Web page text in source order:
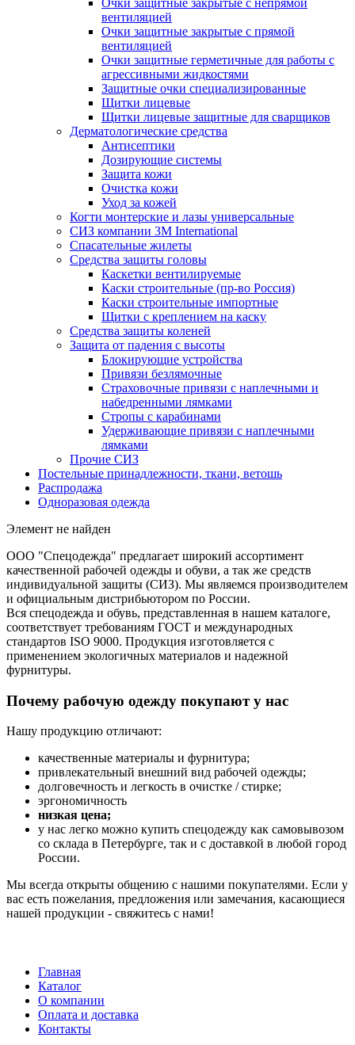
вентиляцией
Очки защитные закрытые с прямой
вентиляцией
Очки защитные герметичные для работы с
агрессивными жидкостями
Защитные очки специализированные
Щитки лицевые
Щитки лицевые защитные для сварщиков
Дерматологические средства
Антисептики
Дозирующие системы
Защита кожи
Очистка кожи
Уход за кожей
Когти монтерские и лазы универсальные
СИЗ компании 3М International
Спасательные жилеты
Средства защиты головы
Каскетки вентилируемые
Каски строительные (пр-во Россия)
Каски строительные импортные
Щитки с креплением на каску
Средства защиты коленей
Защита от падения с высоты
Блокирующие устройства
Привязи безлямочные
Страховочные привязи с наплечными и
набедренными лямками
Стропы с карабинами
Удерживающие привязи с наплечными
лямками
Прочие СИЗ
Постельные принадлежности, ткани, ветошь
Распродажа
Одноразовая одежда
Элемент не найден
ООО "Спецодежда" предлагает широкий ассортимент
качественной рабочей одежды и обуви, а так же средств
индивидуальной защиты (СИЗ). Мы являемся производителем
и официальным дистрибьютором по России.
Вся спецодежда и обувь, представленная в нашем каталоге,
соответствует требованиям ГОСТ и международных
стандартов ISO 9000. Продукция изготовляется с
применением экологичных материалов и надежной
фурнитуры.
Почему рабочую одежду покупают у нас
Нашу продукцию отличают:
качественные материалы и фурнитура;
привлекательный внешний вид рабочей одежды;
долговечность и легкость в очистке / стирке;
эргономичность
низкая цена;
у нас легко можно купить спецодежду как самовывозом
со склада в Петербурге, так и с доставкой в любой город
России.
Мы всегда открыты общению с нашими покупателями. Если у
вас есть пожелания, предложения или замечания, касающиеся
нашей продукции - свяжитесь с нами!
Главная
Каталог
О компании
Оплата и доставка
Контакты